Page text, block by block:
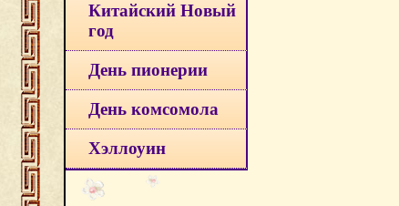
Китайский Новый
год
День пионерии
День комсомола
Хэллоуин